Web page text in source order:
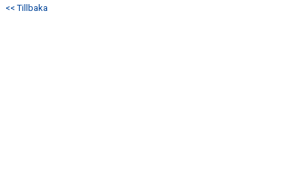
<< Tillbaka